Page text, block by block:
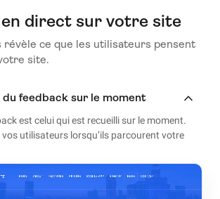
en direct sur votre site
ce que les utilisateurs pensent
site.
feedback sur le moment
est celui qui est recueilli sur le moment.
vos utilisateurs lorsqu’ils parcourent votre